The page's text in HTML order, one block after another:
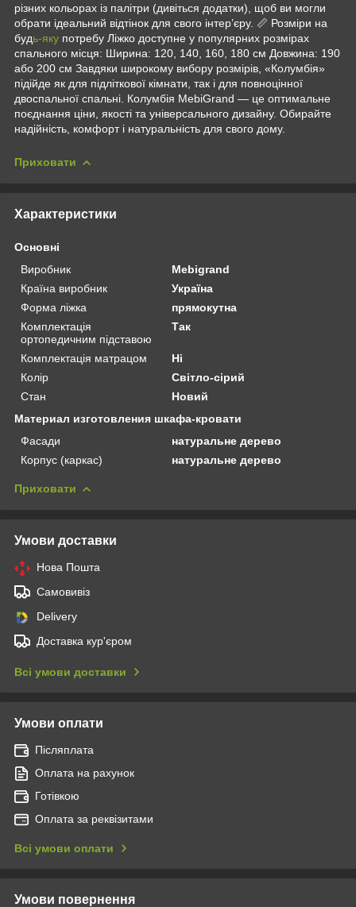
різних кольорах із палітри (дивіться додатки), щоб ви могли
обрати ідеальний відтінок для свого інтер’єру. 📏 Розміри на
будь-яку потребу Ліжко доступне у популярних розмірах
спального місця: Ширина: 120, 140, 160, 180 см Довжина: 190
або 200 см Завдяки широкому вибору розмірів, «Колумбія»
підійде як для підліткової кімнати, так і для повноцінної
двоспальної спальні. Колумбія MebiGrand — це оптимальне
поєднання ціни, якості та універсального дизайну. Обирайте
надійність, комфорт і натуральність для свого дому.
Приховати
Характеристики
Основні
Виробник
Mebigrand
Країна виробник
Україна
Форма ліжка
прямокутна
Комплектація
ортопедичним підставою
Так
Комплектація матрацом
Ні
Колір
Світло-сірий
Стан
Новий
Материал изготовления шкафа-кровати
Фасади
натуральне дерево
Корпус (каркас)
натуральне дерево
Приховати
Умови доставки
Нова Пошта
Самовивіз
Delivery
Доставка кур'єром
Всі умови доставки
Умови оплати
Післяплата
Оплата на рахунок
Готівкою
Оплата за реквізитами
Всі умови оплати
Умови повернення